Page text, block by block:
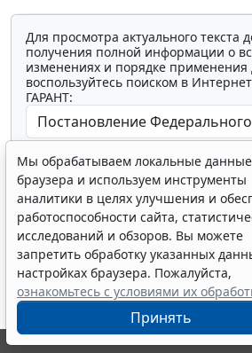
Для просмотра актуального текста
получения полной информации о
изменениях и порядке применения
воспользуйтесь поиском в
ГАРАНТ:
Показать все
Мы обрабатываем локальные данные
браузера и используем инструменты
аналитики в целях улучшения и
работоспособности сайта,
исследований и обзоров. Вы можете
запретить обработку указанных
настройках браузера. Пожалуйста,
ознакомьтесь с условиями их
Принять